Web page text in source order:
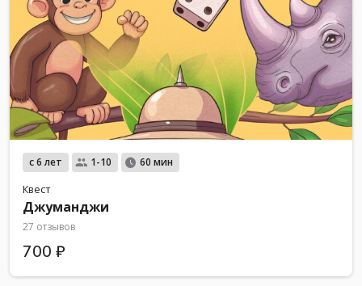
с 6 лет 1-10 60 мин
Квест
Джуманджи
27 отзывов
700 ₽